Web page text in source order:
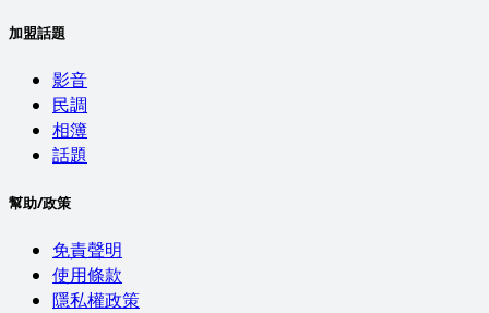
加盟話題
影音
民調
相簿
話題
幫助/政策
免責聲明
使用條款
隱私權政策